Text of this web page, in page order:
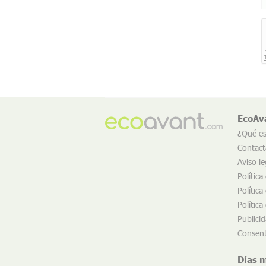
¿Qué
Aviso
Política
Política
Política
Días